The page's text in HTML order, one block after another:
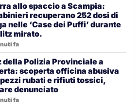
allo spaccio a Scampia:
recuperano 252 dosi di
nelle ‘Case dei Puffi’ durante
mirato.
fa
della Polizia Provinciale a
scoperta officina abusiva
rubati e rifiuti tossici,
denunciato
fa